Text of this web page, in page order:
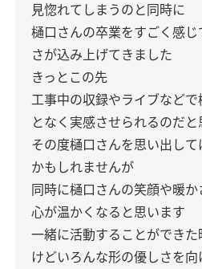
見惚れてしまうのと同時に
樋口さんの卒業をすごく感
さが込み上げてきました
きっとこの先
工事中の収録やライブなど
となく実感させられるのだと
その度樋口さんを思い出し
かもしれませんが
同時に樋口さんの笑顔や暖
心が温かくなると思います
一緒に活動することができ
けどいろんな形の優しさを